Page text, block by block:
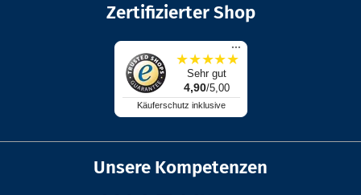
Zertifizierter Shop
...
★★★★★
Sehr gut
4,90/5,00
Käuferschutz inklusive
Unsere Kompetenzen